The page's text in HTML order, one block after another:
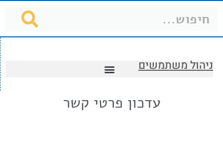
ניהול משתמשים
עדכון פרטי קשר